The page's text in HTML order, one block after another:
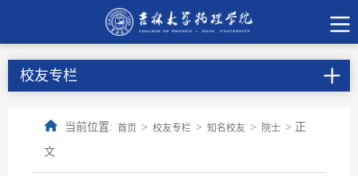
校友专栏
当前位置: 首页 > 校友专栏 > 知名校友 > 院士 > 正
文